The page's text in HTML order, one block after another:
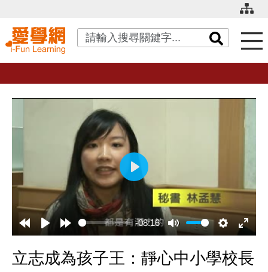
關鍵字搜尋
-08:16
播
立志成為孩子王：靜心中小學校長